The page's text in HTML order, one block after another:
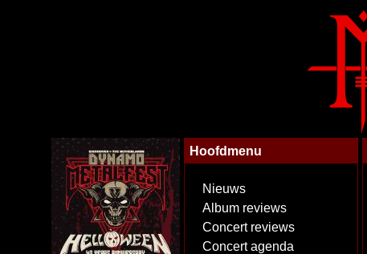
Hoofdmenu
Nieuws
Album reviews
Concert reviews
Concert agenda